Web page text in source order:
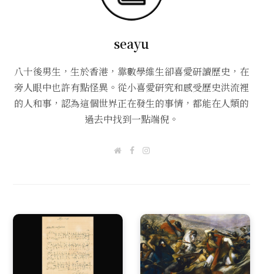
seayu
八十後男生，生於香港，靠數學維生卻喜愛研讀歷史，在
旁人眼中也許有點怪異。從小喜愛研究和感受歷史洪流裡
的人和事，認為這個世界正在發生的事情，都能在人類的
過去中找到一點端倪。
W
F
I
m